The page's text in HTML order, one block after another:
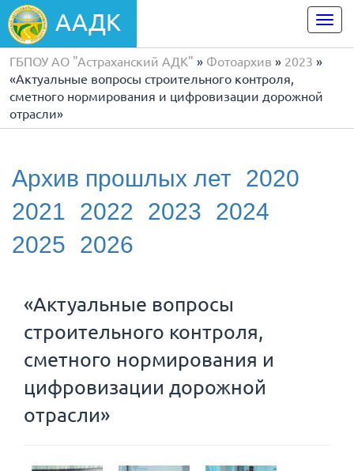
ААДК
ГБПОУ АО "Астраханский АДК" » Фотоархив » 2023 »
«Актуальные вопросы строительного контроля,
сметного нормирования и цифровизации дорожной
отрасли»
Архив прошлых лет 2020
2021
2022 2023
2024
2025
2026
«Актуальные вопросы
строительного контроля,
сметного нормирования и
цифровизации дорожной
отрасли»